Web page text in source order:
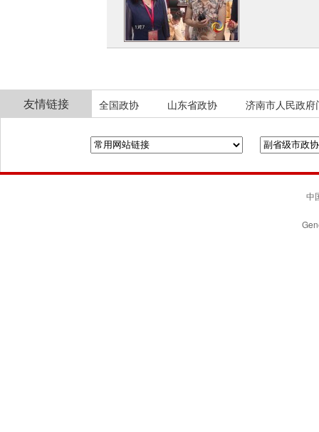
友情链接 全国政协 山东省政协 济南市人民政府
中